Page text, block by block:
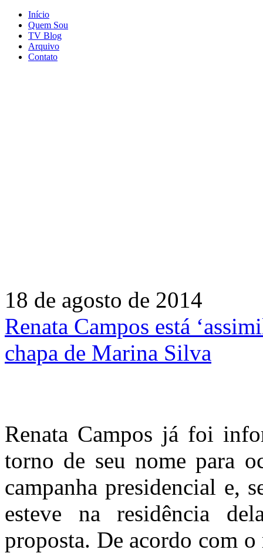
Início
Quem Sou
TV Blog
Arquivo
Contato
18 de agosto de 2014
Renata Campos está
chapa de Marina Silva
Renata Campos já foi
torno de seu nome para
campanha presidencial e,
esteve na residência
proposta. De acordo com